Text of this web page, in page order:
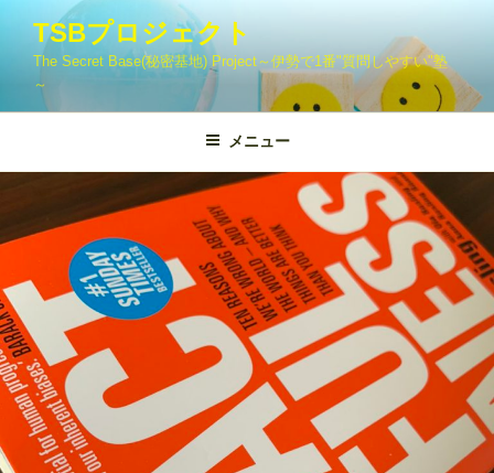
ツ
ス
プ
TSBプロジェクト
The Secret Base(秘密基地) Project～伊勢で1番"質問しやすい"塾
～
メニュー